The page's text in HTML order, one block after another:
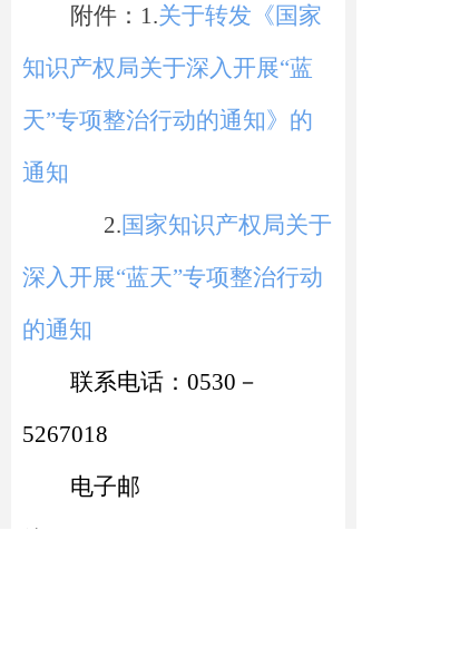
附件 ： 1.关于转发《国家
知识产权局关于深入开展“蓝
天”专项整治行动的通知》的
通知
2.国家知识产权局关于
深入开展“蓝天”专项整治行动
的通知
联系电话 ：0530－
5267018
电子邮